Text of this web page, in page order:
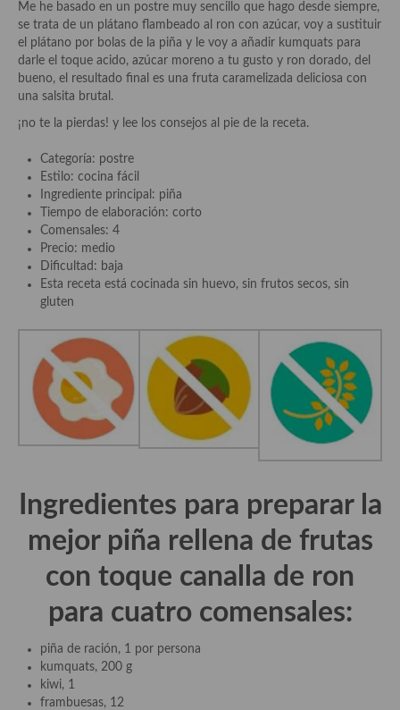
Ocio – restaurantes, bares, tabernas
Viajes eno-gastro-turísticos
En El Candelero
Las opiniones de la «Cocinera»
Prensa
Recetas
Acompañamientos
Airfryer recetas
Aderezos, salsas, vinagretas, especias, hierbas aromáticas o
Especias, mezclas de especias
Hierbas aromáticas
Aceites
Sales y polvos
Salsas y mojos
Adobos
Aperitivos
Bocadillos, hamburguesas, sándwich, emparedados, tostas y
demás
Me he basado en un postre muy sencillo que hago desde siempre,
se trata de un plátano flambeado al ron con azúcar, voy a sustituir
el plátano por bolas de la piña y le voy a añadir kumquats para
darle el toque acido, azúcar moreno a tu gusto y ron dorado, del
bueno, el resultado final es una fruta caramelizada deliciosa con
una salsita brutal.
¡no te la pierdas! y lee los consejos al pie de la receta.
Categoría: postre
Estilo: cocina fácil
Ingrediente principal: piña
Tiempo de elaboración: corto
Comensales: 4
Precio: medio
Dificultad: baja
Esta receta está cocinada sin huevo, sin frutos secos, sin
gluten
Ingredientes para preparar la
mejor piña rellena de frutas
con toque canalla de ron
para cuatro comensales:
piña de ración, 1 por persona
kumquats, 200 g
kiwi, 1
frambuesas, 12